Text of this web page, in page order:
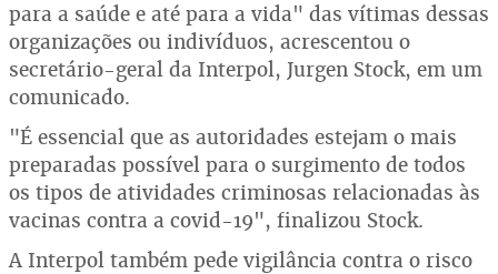
para a saúde e até para a vida" das vítimas dessas
organizações ou indivíduos, acrescentou o
secretário-geral da Interpol, Jurgen Stock, em um
comunicado.
"É essencial que as autoridades estejam o mais
preparadas possível para o surgimento de todos
os tipos de atividades criminosas relacionadas às
vacinas contra a covid-19", finalizou Stock.
A Interpol também pede vigilância contra o risco